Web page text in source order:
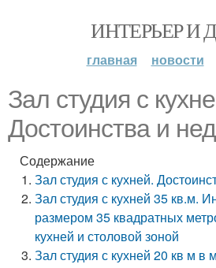
ИНТЕРЬЕР И
главная новости
Зал студия с
Достоинства и
Содержание
Зал студия с кухней.
Зал студия с кухней 35 кв.м.
размером 35 квадратных
кухней и столовой зоной
Зал студия с кухней 20 кв м в